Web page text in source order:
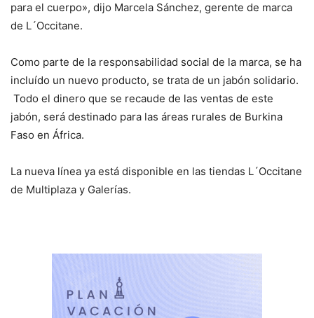
para el cuerpo», dijo Marcela Sánchez, gerente de marca
de L´Occitane.
Como parte de la responsabilidad social de la marca, se ha
incluído un nuevo producto, se trata de un jabón solidario.
Todo el dinero que se recaude de las ventas de este
jabón, será destinado para las áreas rurales de Burkina
Faso en África.
La nueva línea ya está disponible en las tiendas L´Occitane
de Multiplaza y Galerías.